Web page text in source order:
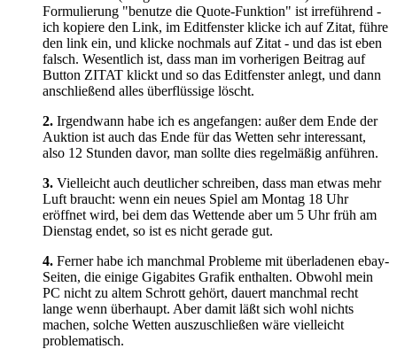
Formulierung "benutze die Quote-Funktion" ist irreführend -
ich kopiere den Link, im Editfenster klicke ich auf Zitat, führe
den link ein, und klicke nochmals auf Zitat - und das ist eben
falsch. Wesentlich ist, dass man im vorherigen Beitrag auf
Button ZITAT klickt und so das Editfenster anlegt, und dann
anschließend alles überflüssige löscht.
2. Irgendwann habe ich es angefangen: außer dem Ende der
Auktion ist auch das Ende für das Wetten sehr interessant,
also 12 Stunden davor, man sollte dies regelmäßig anführen.
3. Vielleicht auch deutlicher schreiben, dass man etwas mehr
Luft braucht: wenn ein neues Spiel am Montag 18 Uhr
eröffnet wird, bei dem das Wettende aber um 5 Uhr früh am
Dienstag endet, so ist es nicht gerade gut.
4. Ferner habe ich manchmal Probleme mit überladenen ebay-
Seiten, die einige Gigabites Grafik enthalten. Obwohl mein
PC nicht zu altem Schrott gehört, dauert manchmal recht
lange wenn überhaupt. Aber damit läßt sich wohl nichts
machen, solche Wetten auszuschließen wäre vielleicht
problematisch.